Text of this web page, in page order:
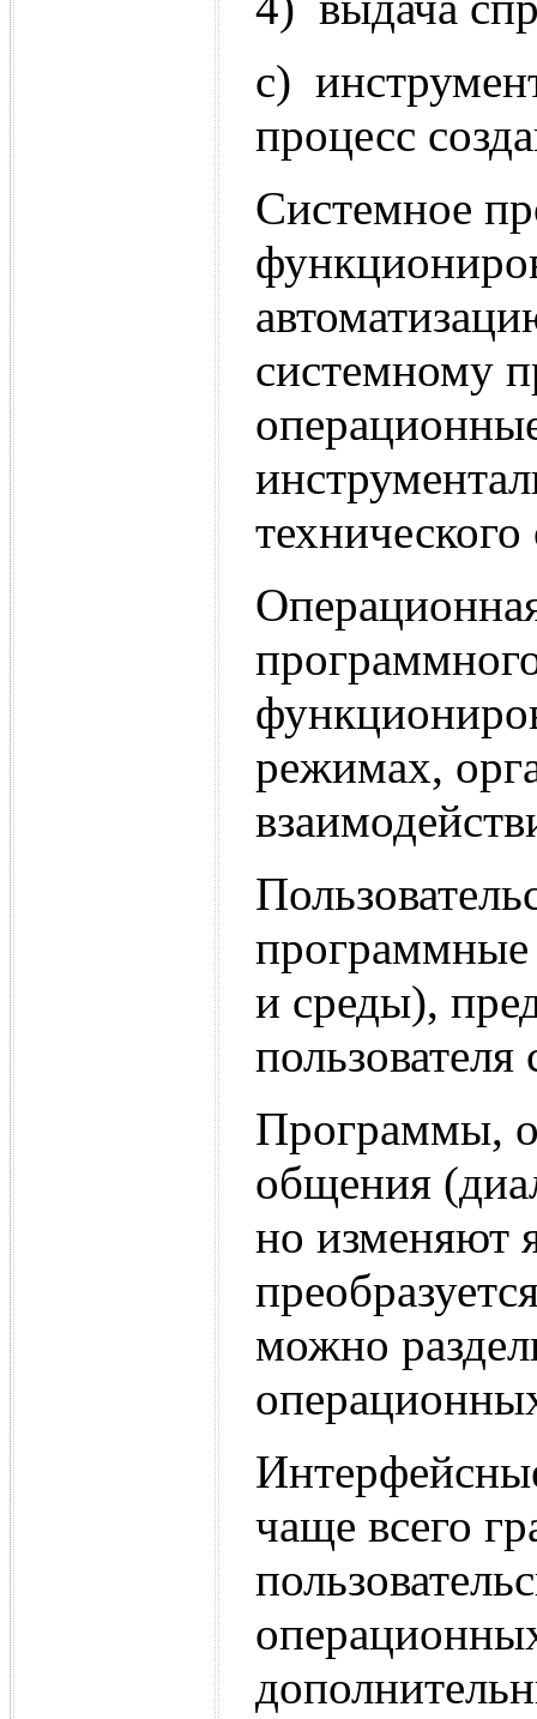
c)
процесс
Системное
системному
режимах,
программные
и среды),
Программы,
общения
но изменяют
можно
чаще всего